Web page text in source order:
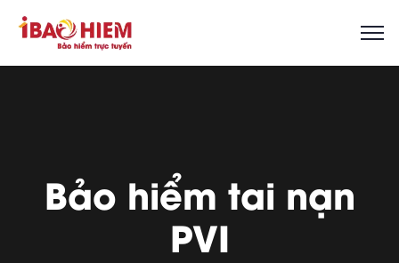
Bảo hiểm tai nạn
PVI